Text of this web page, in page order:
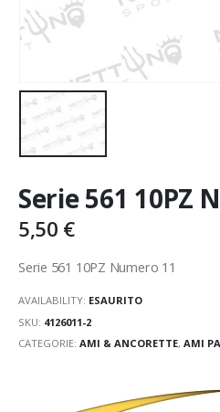
Serie 561 10PZ
5,50 €
Serie 561 10PZ Numero 11
AVAILABILITY: ESAURITO
SKU: 4126011-2
CATEGORIE: AMI & ANCORETTE, AMI